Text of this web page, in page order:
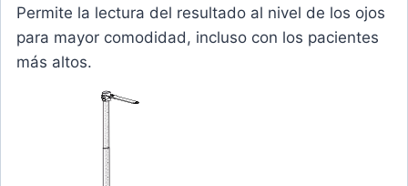
Permite la lectura del resultado al nivel de los ojos
para mayor comodidad, incluso con los pacientes
más altos.